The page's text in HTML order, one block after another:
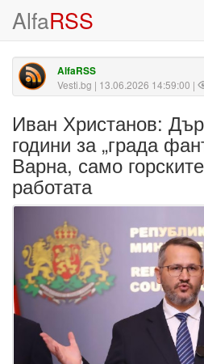
AlfaRSS
AlfaRSS
Vesti.bg | 13.06.2026 14:59:00 |
Иван Христанов:
години за „града
Варна, само
работата